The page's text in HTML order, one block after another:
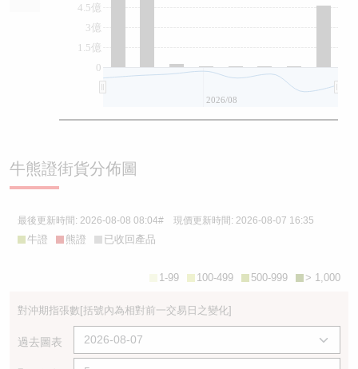
0
1.5億
3億
4.5億
2026/08
牛熊證街貨分佈圖
最後更新時間: 2026-08-08 08:04# 現價更新時間: 2026-08-07 16:35
牛證 熊證 已收回產品
> 1,000
500-999
100-499
1-99
對沖期指張數[括號內為相對前一交易日之變化]
過去圖表